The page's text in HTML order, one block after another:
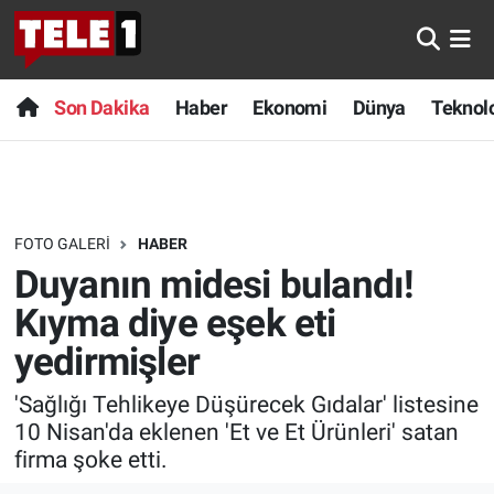
Son Dakika Haber Ekonomi Dünya
FOTO GALERI HABER
Duyanın midesi bulandı!
Kıyma diye eşek eti
yedirmişler
'Sağlığı Tehlikeye Düşürecek Gıdalar' listesine
10 Nisan'da eklenen 'Et ve Et Ürünleri' satan
firma şoke etti.
Anında Manşet
Başka Sohbetler
Bilim turu
Bilim ve Teknoloji Evreni
Doğa Konuşuyor
Dünya
Ege Saati
Son Dakika
Haber
Dünya
Teknoloji
Sağlık
Spor
Yayın Akışı
Nöbetçi Eczaneler
Hava Durumu
Trafik Durumu
Süper Lig Puan Durumu ve Fikstür
Tüm Manşetler
Son Dakika Haberleri
Haber Arşivi